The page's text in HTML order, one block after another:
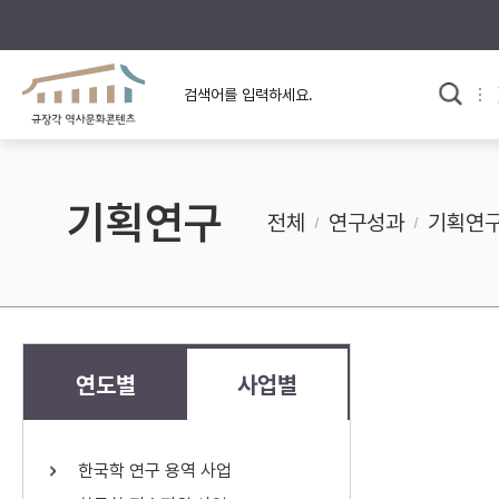
규장각의 어제와 오늘
규장각 소개영상
사료와 문학으로 본
고대
조선 후기
근대
검색 연산자 사용안내
기획연구 전체 연구성과 기획연
연도별 사업별
한국학 연구 용역 사업